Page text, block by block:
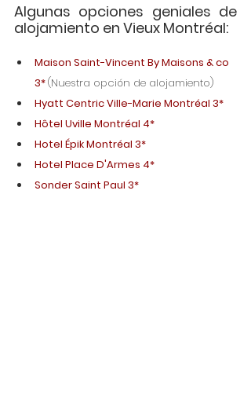
Algunas opciones geniales de
alojamiento en Vieux Montréal:
Maison Saint-Vincent By Maisons & co
3*(Nuestra opción de alojamiento)
Hyatt Centric Ville-Marie Montréal 3*
Hôtel Uville Montréal 4*
Hotel Épik Montréal 3*
Hotel Place D'Armes 4*
Sonder Saint Paul 3*